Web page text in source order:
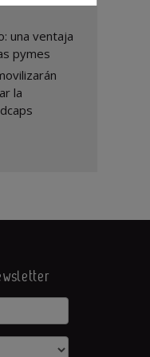
una ventaja
pymes
la